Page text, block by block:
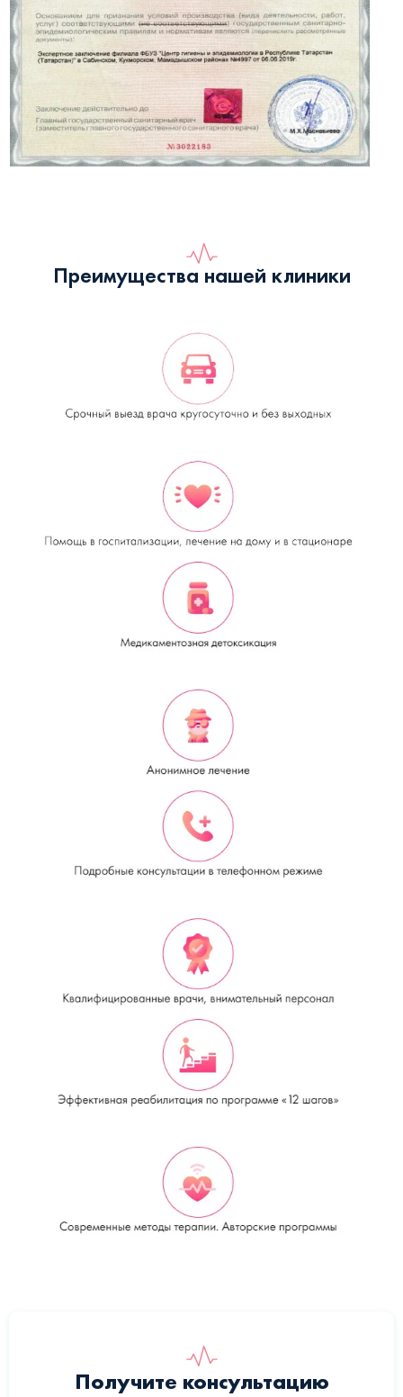
Преимущества нашей клиники
Получите консультацию